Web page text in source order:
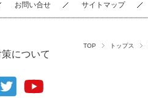
お問い合せ サイトマップ
TOP トップス
について